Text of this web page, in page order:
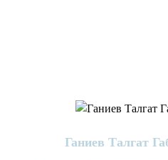
Ганиев Талгат